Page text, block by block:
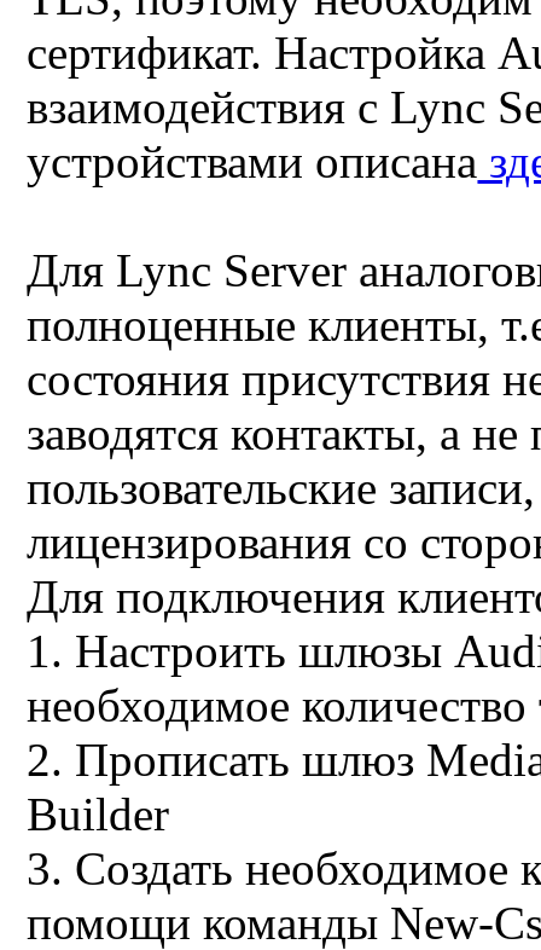
сертификат. Настройка
взаимодействия с Lync
устройствами описана
Для Lync Server
полноценные клиенты,
состояния присутствия
заводятся контакты, а
пользовательские
лицензирования со
Для подключения
1. Настроить шлюзы
необходимое
2. Прописать шлюз
Builder
3. Создать необходимое
помощи команды New-